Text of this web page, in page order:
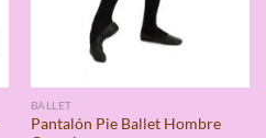
BALLET
Pantalón Pie Ballet Hombre